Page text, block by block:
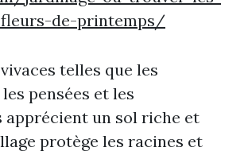
de-printemps/
telles que les
pensées et les
apprécient un sol riche et
protège les racines et